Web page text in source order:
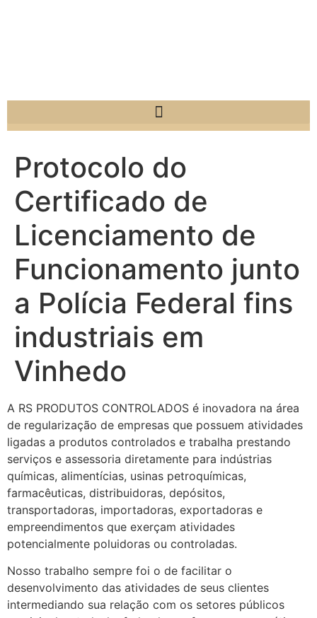
Protocolo do
Certificado de
Licenciamento de
Funcionamento junto
a Polícia Federal fins
industriais em
Vinhedo
A RS PRODUTOS CONTROLADOS é inovadora na área
de regularização de empresas que possuem atividades
ligadas a produtos controlados e trabalha prestando
serviços e assessoria diretamente para indústrias
químicas, alimentícias, usinas petroquímicas,
farmacêuticas, distribuidoras, depósitos,
transportadoras, importadoras, exportadoras e
empreendimentos que exerçam atividades
potencialmente poluidoras ou controladas.
Nosso trabalho sempre foi o de facilitar o
desenvolvimento das atividades de seus clientes
intermediando sua relação com os setores públicos